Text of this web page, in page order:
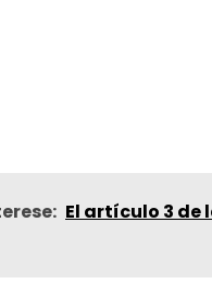
El artículo 3 de